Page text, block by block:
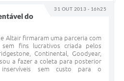
31 OUT 2013 - 16h25
do
Altair firmaram uma parceria com
sem fins lucrativos criada pelos
Continental, Goodyear,
a fazer a coleta para posterior
sem custo para o